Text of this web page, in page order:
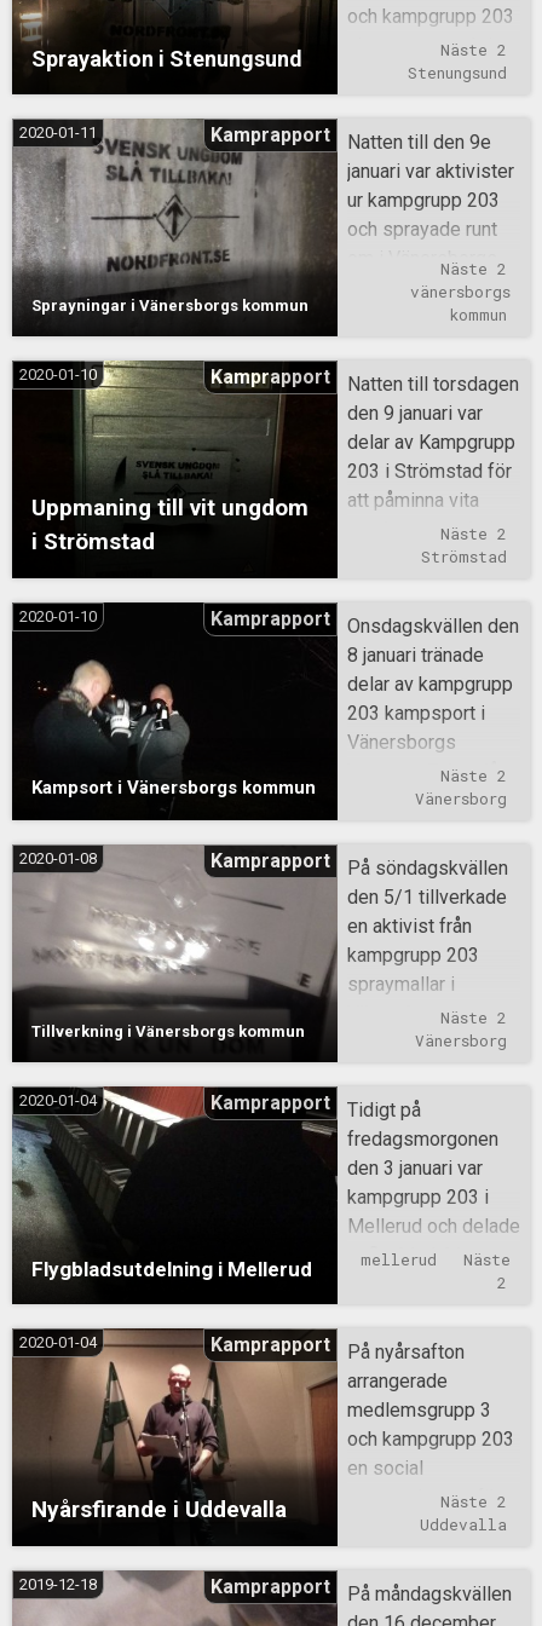
att anmärka.
Sprayaktion i Stenungsund
och kampgrupp 203
gjort en sprayaktion
som uppmanar den
att slå tillbaka mot
dagens sjuka
samhälle.
Näste 2
Stenungsund
Sprayningar i Vänersborgs kommun
2020-01-11 Kamprapport
Natten till den 9e
januari var aktivister
ur kampgrupp 203
och sprayade runt
om i Vänersborgs
kommun. Det
sprayades vid 4
även vid de centrala
delarna av staden.
Allting gick lugnt till
och det finns inget
att anmärka på.
Näste 2
vänersborgs
kommun
Uppmaning till vit ungdom
i Strömstad
2020-01-10 Kamprapport
Natten till torsdagen
den 9 januari var
delar av Kampgrupp
203 i Strömstad för
att påminna vita
ungdomar att de inte
är några slagpåsar
främlingsgängen.
Det sprayades på
Strömstads
gymnasium och
kringliggande
ungdom, slå tillbaka!
Näste 2
Strömstad
Kampsort i Vänersborgs kommun
2020-01-10 Kamprapport
Onsdagskvällen den
8 januari tränade
delar av kampgrupp
203 kampsport i
Vänersborgs
kommun. Fokus låg
på sparkar, men
slag övades.
Näste 2
Vänersborg
Tillverkning i Vänersborgs kommun
2020-01-08 Kamprapport
På söndagskvällen
den 5/1 tillverkade
en aktivist från
kampgrupp 203
spraymallar i
Vänersborgs
kommun. 7 stycken
Näste 2
Vänersborg
Flygbladsutdelning i Mellerud
2020-01-04 Kamprapport
Tidigt på
fredagsmorgonen
den 3 januari var
kampgrupp 203 i
Mellerud och delade
ut flygblad. Man
flygblad blev
mellerud
Näste
2
Nyårsfirande i Uddevalla
2020-01-04 Kamprapport
På nyårsafton
arrangerade
medlemsgrupp 3
och kampgrupp 203
en social
sammankomst för
medlemmar och
någonstans i
Uddevalla Kommun.
Näste 2
Uddevalla
2019-12-18 Kamprapport
På måndagskvällen